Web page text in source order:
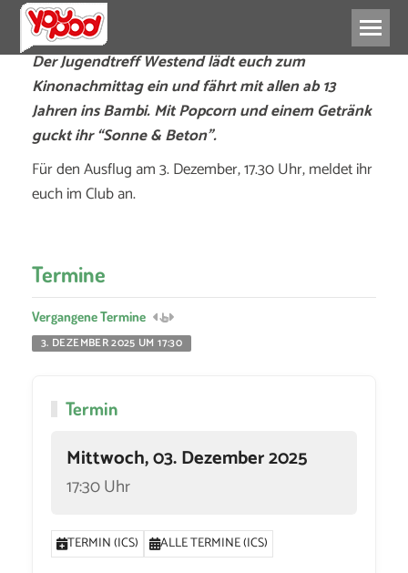
Der Jugendtreff Westend lädt euch zum
Kinonachmittag ein und fährt mit allen ab 13
Jahren ins Bambi. Mit Popcorn und einem Getränk
guckt ihr “Sonne & Beton”.
Für den Ausflug am 3. Dezember, 17.30 Uhr, meldet ihr
euch im Club an.
Termine
Vergangene Termine
3. DEZEMBER 2025 UM 17:30
Termin
Mittwoch, 03. Dezember 2025
17:30 Uhr
TERMIN (ICS) ALLE TERMINE (ICS)